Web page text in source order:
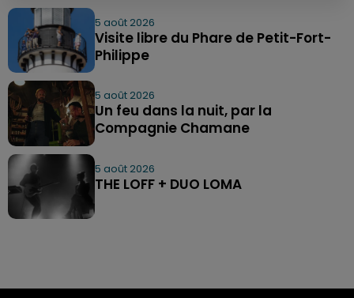
5 août 2026
Visite libre du Phare de Petit-Fort-
Philippe
5 août 2026
Un feu dans la nuit, par la
Compagnie Chamane
5 août 2026
THE LOFF + DUO LOMA